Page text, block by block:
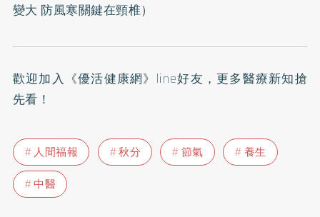
變大 防風寒關鍵在頸椎）
歡迎加入 《優活健康網》line好友 ，更多醫療新知搶
先看！
人間福報 秋分 節氣
養生
中醫